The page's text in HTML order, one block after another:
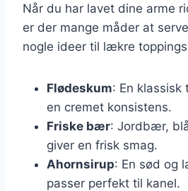
Når du har lavet dine arme
er der mange måder at
nogle ideer til lækre
Flødeskum: En klassisk
en cremet konsistens.
Friske bær: Jordbær,
giver en frisk smag.
Ahornsirup: En sød og
passer perfekt til kanel.